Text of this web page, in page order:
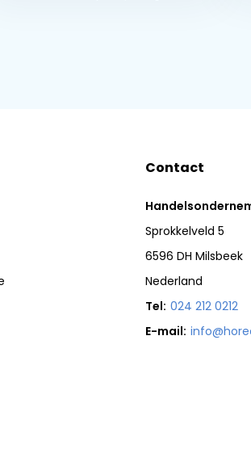
Contact
Sprokkelveld 5
6596 DH Milsbeek
Nederland
Tel: 024 212 0212
E-mail: